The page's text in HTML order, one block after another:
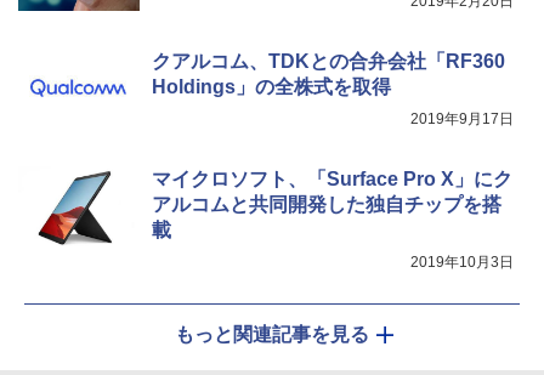
クアルコム、TDKとの合弁会社「RF360
Holdings」の全株式を取得
2019年9月17日
マイクロソフト、「Surface Pro X」にク
アルコムと共同開発した独自チップを搭
載
2019年10月3日
もっと関連記事を見る